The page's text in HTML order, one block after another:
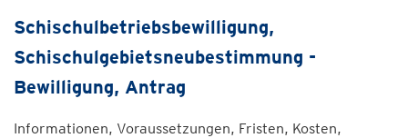
Schischulbetriebsbewilligung,
Schischulgebietsneubestimmung -
Bewilligung, Antrag
Informationen, Voraussetzungen, Fristen, Kosten,